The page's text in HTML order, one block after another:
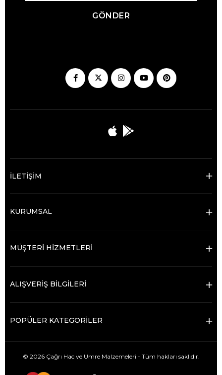
GÖNDER
İLETİŞİM
KURUMSAL
MÜŞTERİ HİZMETLERİ
ALIŞVERİŞ BİLGİLERİ
POPÜLER KATEGORİLER
© 2026 Çağrı Hac ve Umre Malzemeleri - Tüm hakları saklıdır.